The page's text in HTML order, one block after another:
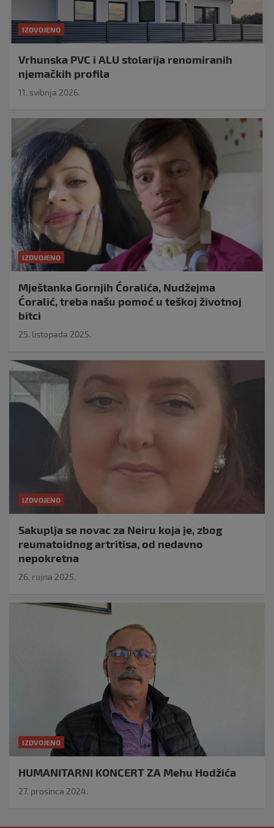
IZDVOJENO
Vrhunska PVC i ALU stolarija renomiranih
njemačkih profila
11. svibnja 2026.
IZDVOJENO
Mještanka Gornjih Ćoralića, Nudžejma
Ćoralić, treba našu pomoć u teškoj životnoj
bitci
25. listopada 2025.
IZDVOJENO
Sakuplja se novac za Neiru koja je, zbog
reumatoidnog artritisa, od nedavno
nepokretna
26. rujna 2025.
IZDVOJENO
HUMANITARNI KONCERT ZA Mehu Hodžića
27. prosinca 2024.